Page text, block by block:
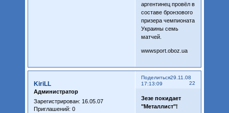
аргентинец провёл в
составе бронзового
призера чемпионата
Украины семь
матчей.
wwwsport.oboz.ua
Поделиться
22
29.11.08
17:13:09
KiriLL
Администратор
Зарегистрирован: 16.05.07
Приглашений: 0
Зезе покидает
"Металлист"!